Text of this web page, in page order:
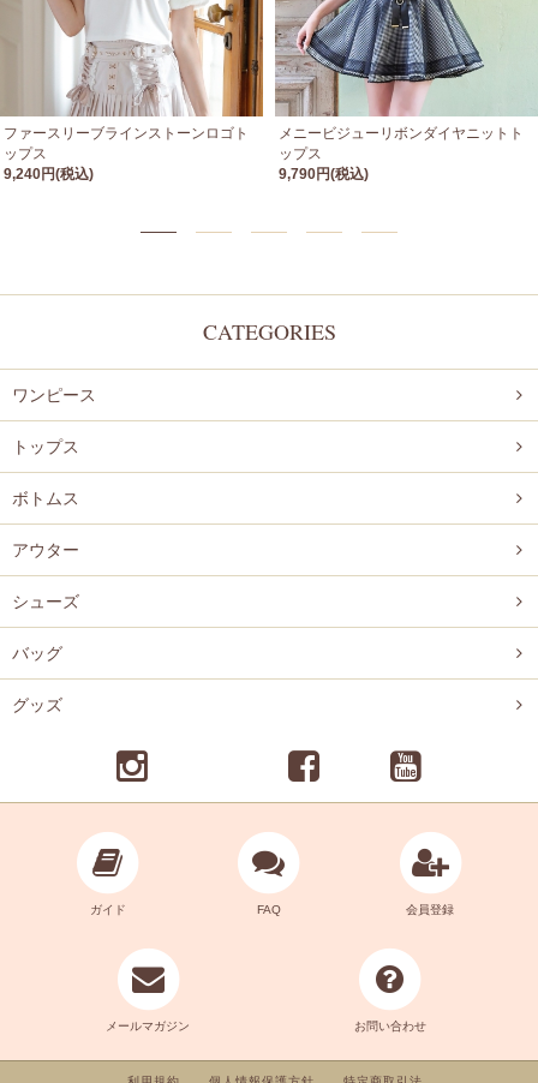
ファースリーブラインストーンロゴト
ップス
9,240円(税込)
メニービジューリボンダイヤニットト
ップス
9,790円(税込)
CATEGORIES
ワンピース
トップス
ボトムス
アウター
シューズ
バッグ
グッズ
ガイド FAQ 会員登録
メールマガジン お問い合わせ